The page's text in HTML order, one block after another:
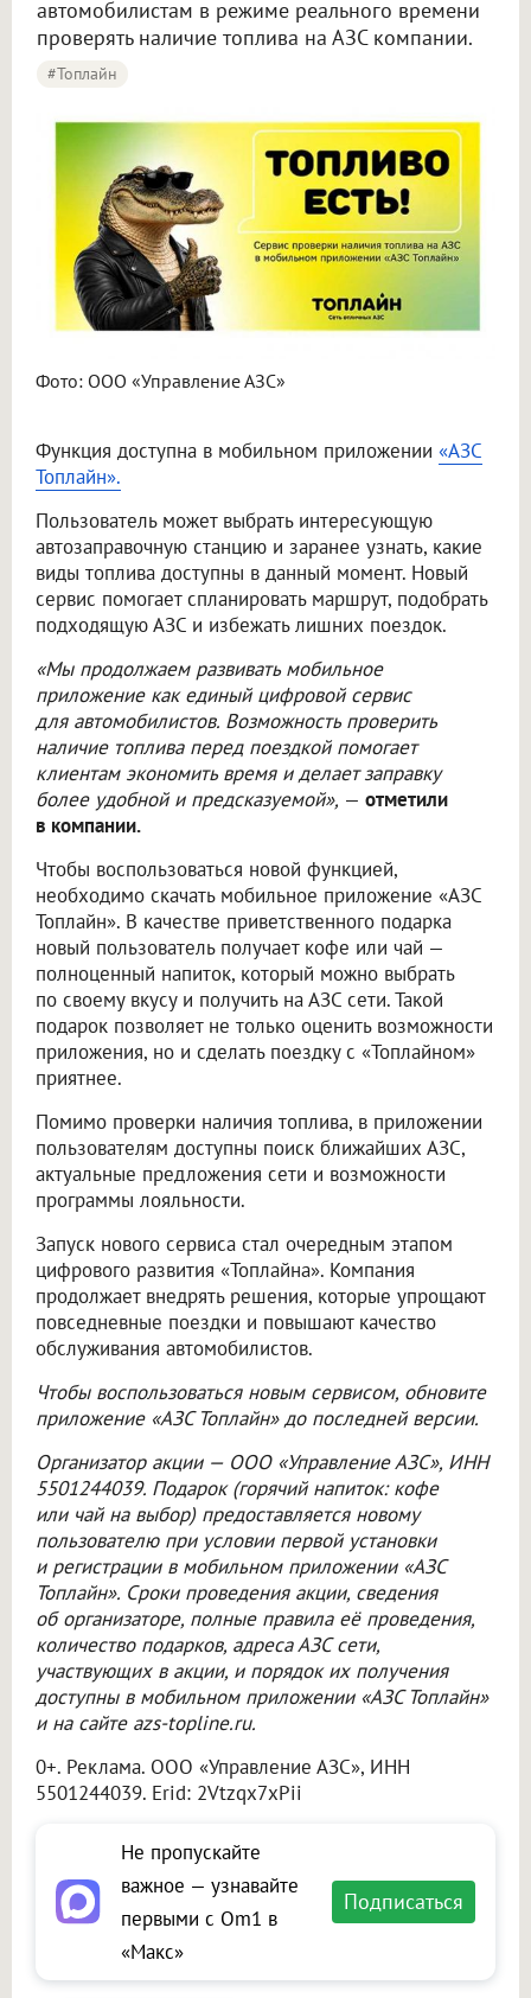
автомобилистам в режиме реального времени
проверять наличие топлива на АЗС компании.
#Топлайн
Фото: ООО «Управление АЗС»
Функция доступна в мобильном приложении «АЗС
Топлайн».
Пользователь может выбрать интересующую
автозаправочную станцию и заранее узнать, какие
виды топлива доступны в данный момент. Новый
сервис помогает спланировать маршрут, подобрать
подходящую АЗС и избежать лишних поездок.
«Мы продолжаем развивать мобильное
приложение как единый цифровой сервис
для автомобилистов. Возможность проверить
наличие топлива перед поездкой помогает
клиентам экономить время и делает заправку
более удобной и предсказуемой», — отметили
в компании.
Чтобы воспользоваться новой функцией,
необходимо скачать мобильное приложение «АЗС
Топлайн». В качестве приветственного подарка
новый пользователь получает кофе или чай —
полноценный напиток, который можно выбрать
по своему вкусу и получить на АЗС сети. Такой
подарок позволяет не только оценить возможности
приложения, но и сделать поездку с «Топлайном»
приятнее.
Помимо проверки наличия топлива, в приложении
пользователям доступны поиск ближайших АЗС,
актуальные предложения сети и возможности
программы лояльности.
Запуск нового сервиса стал очередным этапом
цифрового развития «Топлайна». Компания
продолжает внедрять решения, которые упрощают
повседневные поездки и повышают качество
обслуживания автомобилистов.
Чтобы воспользоваться новым сервисом, обновите
приложение «АЗС Топлайн» до последней версии.
Организатор акции — ООО «Управление АЗС», ИНН
5501244039. Подарок (горячий напиток: кофе
или чай на выбор) предоставляется новому
пользователю при условии первой установки
и регистрации в мобильном приложении «АЗС
Топлайн». Сроки проведения акции, сведения
об организаторе, полные правила её проведения,
количество подарков, адреса АЗС сети,
участвующих в акции, и порядок их получения
доступны в мобильном приложении «АЗС Топлайн»
и на сайте azs-topline.ru.
0+. Реклама. ООО «Управление АЗС», ИНН
5501244039. Erid: 2Vtzqx7xPii
Не пропускайте
важное — узнавайте
первыми с Om1 в
«Макс»
Подписаться